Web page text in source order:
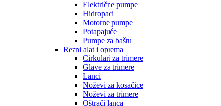
Električne pumpe
Hidropaci
Motorne pumpe
Potapajuće
Pumpe za baštu
Rezni alat i oprema
Cirkulari za trimere
Glave za trimere
Lanci
Noževi za kosačice
Noževi za trimere
Oštrači lanca